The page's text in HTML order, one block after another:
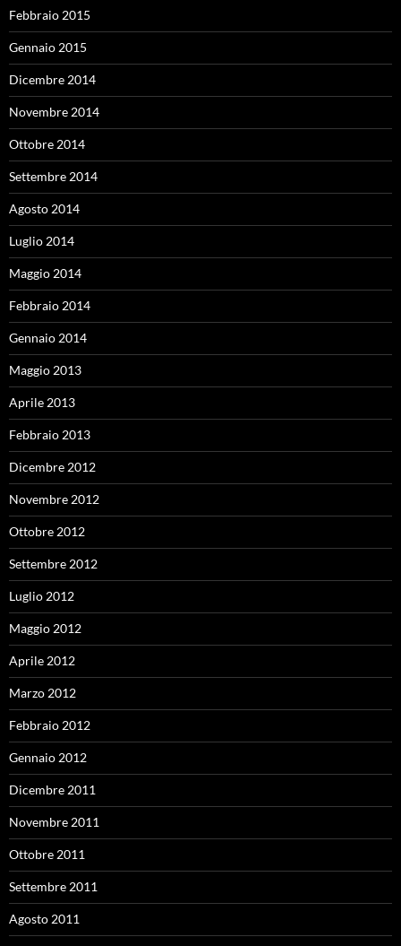
Febbraio 2015
Gennaio 2015
Dicembre 2014
Novembre 2014
Ottobre 2014
Settembre 2014
Agosto 2014
Luglio 2014
Maggio 2014
Febbraio 2014
Gennaio 2014
Maggio 2013
Aprile 2013
Febbraio 2013
Dicembre 2012
Novembre 2012
Ottobre 2012
Settembre 2012
Luglio 2012
Maggio 2012
Aprile 2012
Marzo 2012
Febbraio 2012
Gennaio 2012
Dicembre 2011
Novembre 2011
Ottobre 2011
Settembre 2011
Agosto 2011